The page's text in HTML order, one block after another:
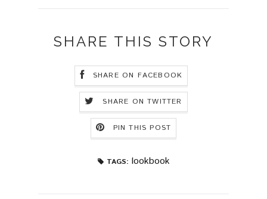
SHARE THIS STORY
SHARE ON FACEBOOK
SHARE ON TWITTER
PIN THIS POST
TAGS: lookbook